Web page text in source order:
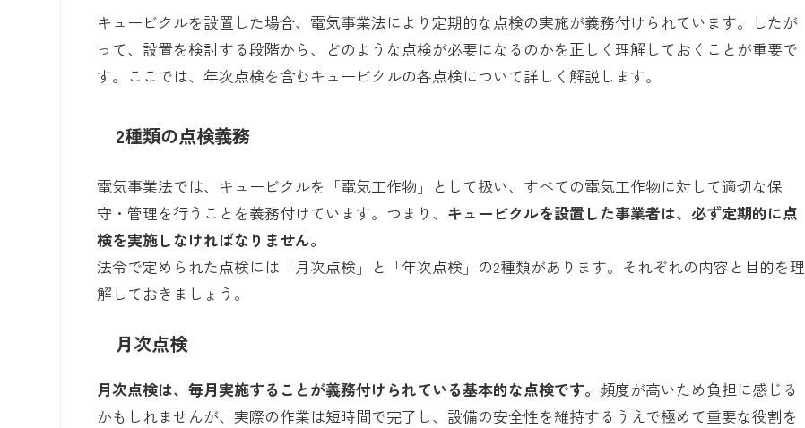
キュービクルを設置した場合、電気事業法により定期的な点検の実施が義務付けられています。したが
って、設置を検討する段階から、どのような点検が必要になるのかを正しく理解しておくことが重要で
す。ここでは、年次点検を含むキュービクルの各点検について詳しく解説します。
2種類の点検義務
電気事業法では、キュービクルを「電気工作物」として扱い、すべての電気工作物に対して適切な保
守・管理を行うことを義務付けています。つまり、 キュービクルを設置した事業者は、必ず定期的に点
検を実施しなければなりません。
法令で定められた点検には「月次点検」と「年次点検」の2種類があります。それぞれの内容と目的を理
解しておきましょう。
月次点検
月次点検は、毎月実施することが義務付けられている基本的な点検です。 頻度が高いため負担に感じる
かもしれませんが、実際の作業は短時間で完了し、設備の安全性を維持するうえで極めて重要な役割を